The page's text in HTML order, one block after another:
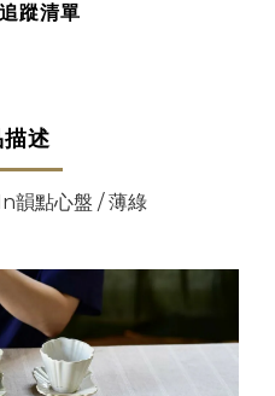
蹤清單
述
韻點心盤 / 薄綠